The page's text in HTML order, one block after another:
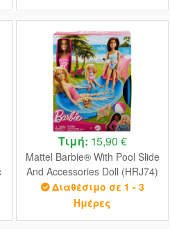
Τιμή: 15,90 €
Mattel Barbie® With Pool Slide
And Accessories Doll (HRJ74)
Διαθέσιμο σε 1 - 3
Ημέρες